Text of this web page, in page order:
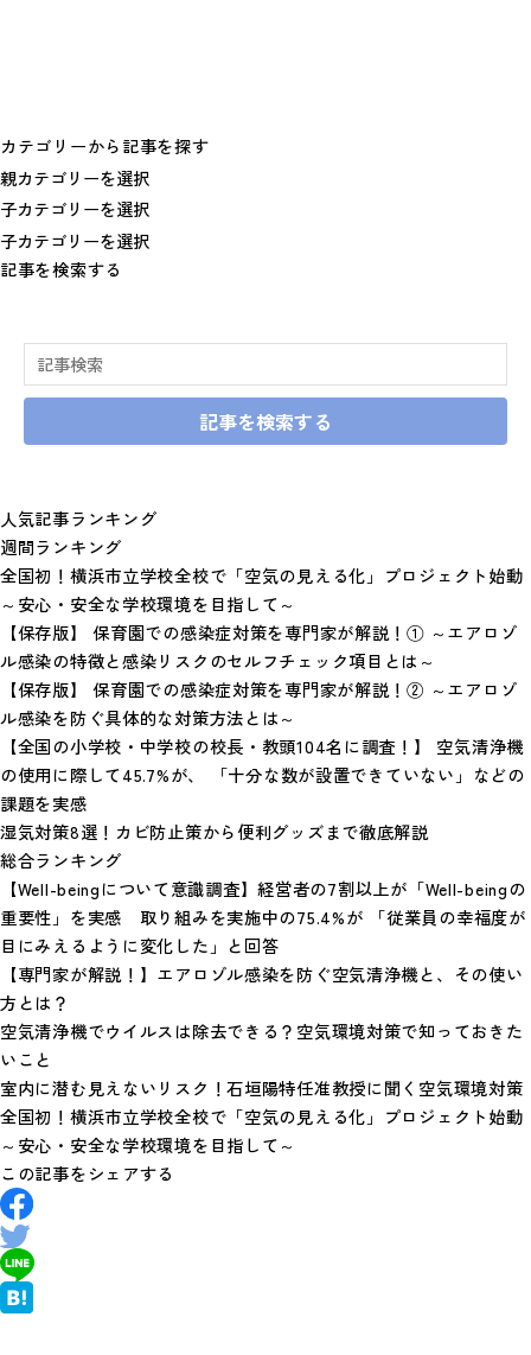
カテゴリーから記事を探す
記事を検索する
記事を検索する
人気記事ランキング
週間ランキング
全国初！横浜市立学校全校で「空気の見える化」プロジェクト始動
～安心・安全な学校環境を目指して～
【保存版】 保育園での感染症対策を専門家が解説！① ～エアロゾ
ル感染の特徴と感染リスクのセルフチェック項目とは～
【保存版】 保育園での感染症対策を専門家が解説！② ～エアロゾ
ル感染を防ぐ具体的な対策方法とは～
【全国の小学校・中学校の校長・教頭104名に調査！】 空気清浄機
の使用に際して45.7%が、 「十分な数が設置できていない」などの
課題を実感
湿気対策8選！カビ防止策から便利グッズまで徹底解説
総合ランキング
【Well-beingについて意識調査】経営者の7割以上が「Well-beingの
重要性」を実感 取り組みを実施中の75.4%が 「従業員の幸福度が
目にみえるように変化した」と回答
【専門家が解説！】エアロゾル感染を防ぐ空気清浄機と、その使い
方とは？
空気清浄機でウイルスは除去できる？空気環境対策で知っておきた
いこと
室内に潜む見えないリスク！石垣陽特任准教授に聞く空気環境対策
全国初！横浜市立学校全校で「空気の見える化」プロジェクト始動
～安心・安全な学校環境を目指して～
この記事をシェアする